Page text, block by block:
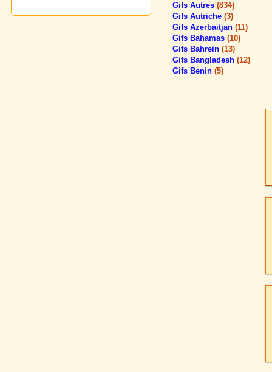
Gifs Autres (834)
Gifs Autriche (3)
Gifs Azerbaitjan (11)
Gifs Bahamas (10)
Gifs Bahrein (13)
Gifs Bangladesh (12)
Gifs Benin (5)